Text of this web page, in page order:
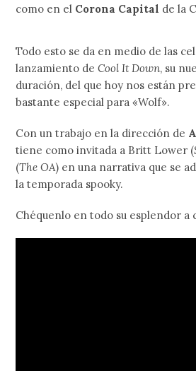
como en el Corona Capital de la
Todo esto se da en medio de las
lanzamiento deCool It Down, su
duración, del que hoy nos están
bastante especial para «Wolf».
Con un trabajo en la dirección de
tiene como invitada a Britt Lower (
(The OA) en una narrativa que se
la temporada spooky.
Chéquenlo en todo su esplendor a